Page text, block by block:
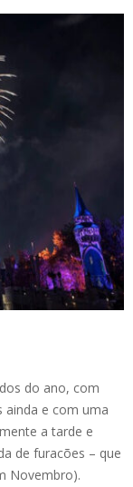
do ano, com
ainda e com uma
a tarde e
de furacões – que
Novembro).